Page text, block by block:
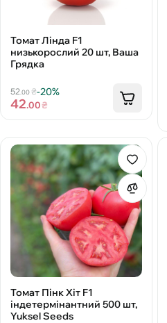
Томат Лінда F1
низькорослий 20 шт, Ваша
Грядка
52.00₴-20%
42.00₴
Томат Пінк Хіт F1
індетермінантний 500 шт,
Yuksel Seeds